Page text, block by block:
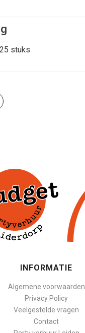
stuks
INFORMATIE
Algemene voorwaarden
Privacy Policy
Veelgestelde vragen
Contact